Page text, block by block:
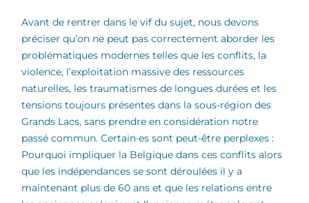
Avant de rentrer dans le vif du sujet, nous devons
préciser qu’on ne peut pas correctement aborder les
problématiques modernes telles que les conflits, la
violence, l’exploitation massive des ressources
naturelles, les traumatismes de longues durées et les
tensions toujours présentes dans la sous-région des
Grands Lacs, sans prendre en considération notre
passé commun. Certain∙es sont peut-être perplexes :
Pourquoi impliquer la Belgique dans ces conflits alors
que les indépendances se sont déroulées il y a
maintenant plus de 60 ans et que les relations entre